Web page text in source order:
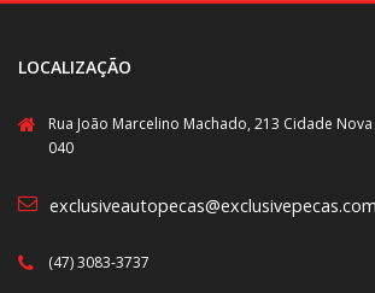
LOCALIZAÇÃO
Rua João Marcelino Machado, 213 Cidade Nova
040
(47) 3083-3737